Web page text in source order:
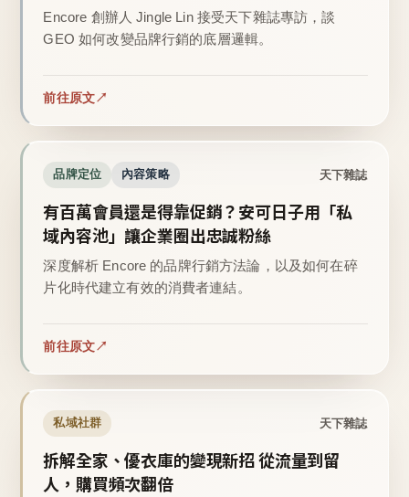
Encore 創辦人 Jingle Lin 接受天下雜誌專訪，談
GEO 如何改變品牌行銷的底層邏輯。
前往原文
品牌定位 內容策略 天下雜誌
有百萬會員還是得靠促銷？安可日子用「私
域內容池」讓企業圈出忠誠粉絲
深度解析 Encore 的品牌行銷方法論，以及如何在碎
片化時代建立有效的消費者連結。
前往原文
私域社群 天下雜誌
拆解全家、優衣庫的變現新招 從流量到留
人，購買頻次翻倍